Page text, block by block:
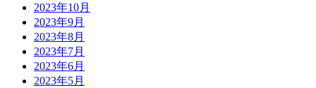
2023年10月
2023年9月
2023年8月
2023年7月
2023年6月
2023年5月